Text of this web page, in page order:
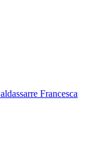
Francesca